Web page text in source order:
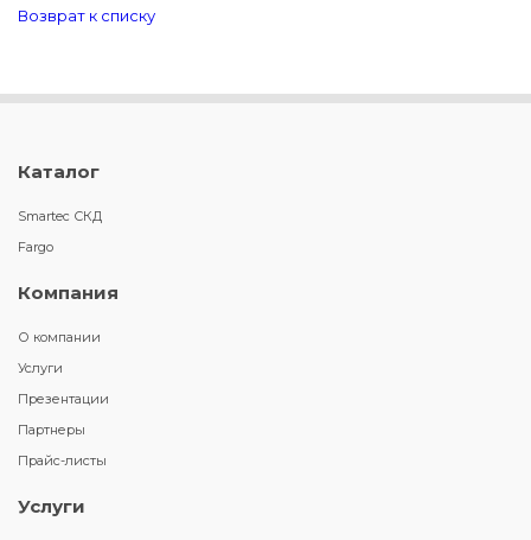
Возврат к списку
Каталог
Smartec СКД
Fargo
Компания
О компании
Услуги
Презентации
Партнеры
Прайс-листы
Услуги